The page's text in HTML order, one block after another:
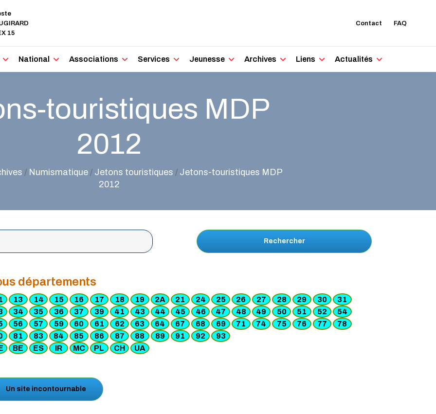
15
Contact FAQ
National Associations Services Jeunesse Archives Liens Actualités
touristiques MDP
2012
/ Numismatique/ Jetons touristiques / Jetons-touristiques MDP
2012
Rechercher
départements
13 14 15 16 17 18 19 2A 21 24 25 26 27 28 29 30
31
34 35 36 37 39 41 43 44 45 46 47 48 49 50 51 52
54
56 57 59 60 61 62 63 64 67 68 69 71 74 75 76 77
78
81 83 84 85 86 87 88 89 91 92
93
BE ES IR MC PL CH UA
Un site incontournable